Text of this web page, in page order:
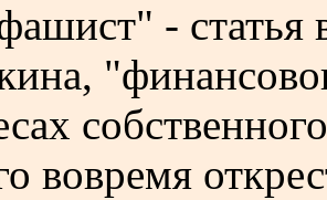
- статья
вовремя